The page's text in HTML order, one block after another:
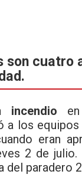
son cuatro
incendio
a los equipos
eran
2 de julio.
del paradero